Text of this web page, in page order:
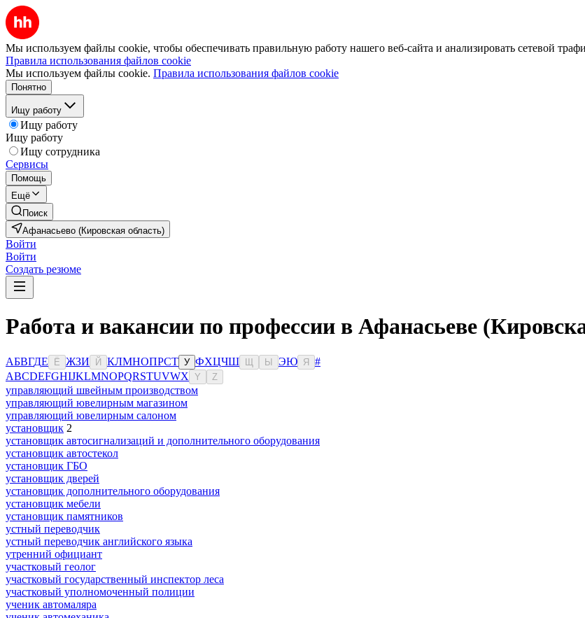
Мы используем файлы cookie, чтобы обеспечивать правильную работу нашего веб-сайта и анализировать сетевой
Правила использования файлов cookie
Мы используем файлы cookie. Правила использования файлов cookie
Понятно
Ищу работу
Ищу работу
Ищу работу
Ищу сотрудника
Сервисы
Помощь
Ещё
Поиск
Афанасьево (Кировская область)
Войти
Войти
Создать резюме
Работа и вакансии по профессии в Афанасьеве
АБВГДЕ Ё ЖЗИ Й КЛМНОПРСТ У ФХЦЧШ Ы ЭЮ Я
#
ABCDEFGHIJKLMNOPQRSTUVWX Y Z
управляющий швейным производством
управляющий ювелирным магазином
управляющий ювелирным салоном
установщик 2
установщик автосигнализаций и дополнительного оборудования
установщик автостекол
установщик ГБО
установщик дверей
установщик дополнительного оборудования
установщик мебели
установщик памятников
устный переводчик
устный переводчик английского языка
утренний официант
участковый геолог
участковый государственный инспектор леса
участковый уполномоченный полиции
ученик автомаляра